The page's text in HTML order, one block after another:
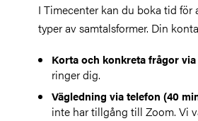
I Timecenter kan du boka tid
typer av samtalsformer. Din
Korta och konkreta frågor
ringer dig.
Vägledning via telefon (40
inte har tillgång till Zoom. Vi